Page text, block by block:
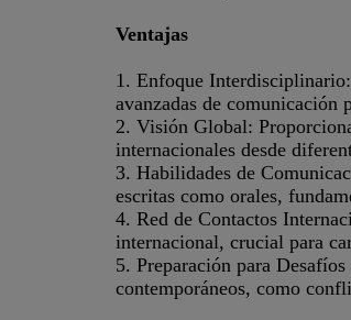
Ventajas
1. Enfoque
avanzadas de comunicación
2. Visión Global:
internacionales desde
3. Habilidades de
escritas como orales,
4. Red de Contactos
internacional, crucial para
5. Preparación para
contemporáneos, como